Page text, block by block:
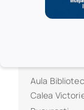
Aula
Calea